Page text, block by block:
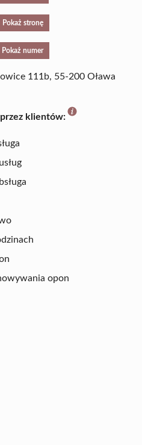
Pokaż stronę
Pokaż numer
111b, 55-200 Oława
klientów:
opon